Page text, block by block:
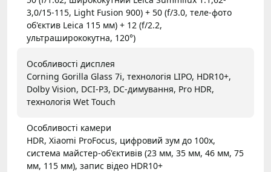
3,0/15-115, Light Fusion 900) + 50 (f/3.0, теле-фото
об'єктив Leica 115 мм) + 12 (f/2.2,
ультраширококутна, 120°)
Особливості дисплея
Corning Gorilla Glass 7i, технологія LIPO, HDR10+,
Dolby Vision, DCI-P3, DC-димування, Pro HDR,
технологія Wet Touch
Особливості камери
HDR, Xiaomi ProFocus, цифровий зум до 100x,
система майстер-об'єктивів (23 мм, 35 мм, 46 мм, 75
мм, 115 мм), запис відео HDR10+